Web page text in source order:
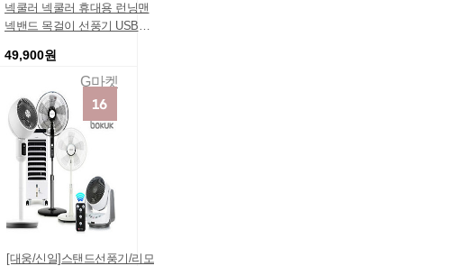
넥쿨러 넥쿨러 휴대용 런닝맨
넥밴드 목걸이 선풍기 USB충
49,900원
G마켓
[대웅/신일]스탠드선풍기/리모